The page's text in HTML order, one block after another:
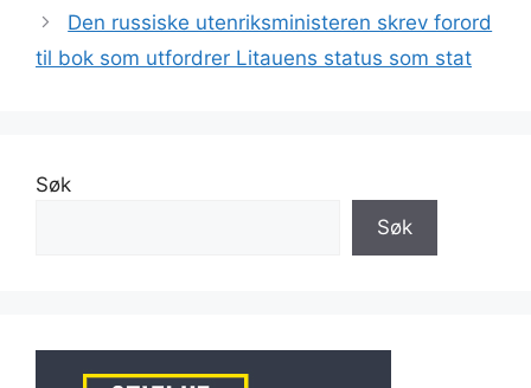
Den russiske utenriksministeren skrev forord
til bok som utfordrer Litauens status som stat
Søk
Søk